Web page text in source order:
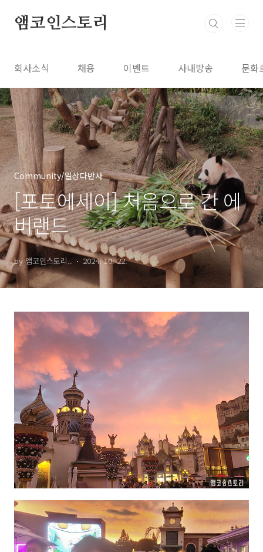
앰코인스토리
회사소식 채용 이벤트 사내방송 문화
Community/일상다반사
[포토에세이] 처음으로 간 에
버랜드
by 앰코인스토리.. 2024. 10. 22.